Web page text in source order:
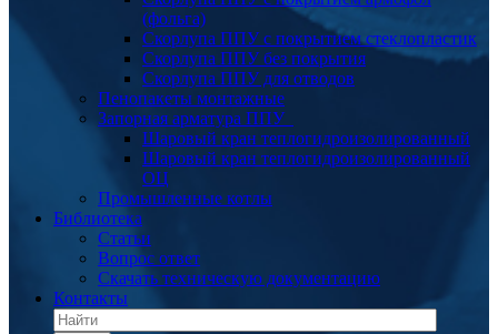
(фольга)
Скорлупа ППУ с покрытием стеклопластик
Скорлупа ППУ без покрытия
Скорлупа ППУ для отводов
Пенопакеты монтажные
Запорная арматура ППУ
Шаровый кран теплогидроизолированный
Шаровый кран теплогидроизолированный
ОЦ
Промышленные котлы
Библиотека
Статьи
Вопрос ответ
Скачать техническую документацию
Контакты